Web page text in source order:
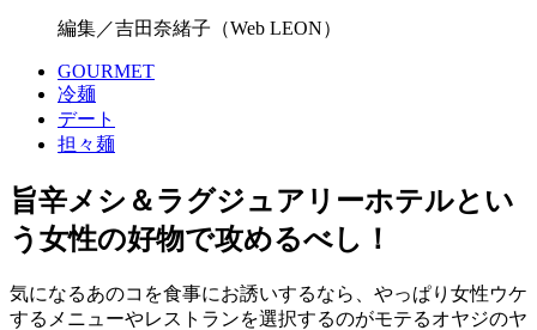
編集／吉田奈緒子（Web LEON）
GOURMET
冷麺
デート
担々麺
旨辛メシ＆ラグジュアリーホテルとい
う女性の好物で攻めるべし！
気になるあのコを食事にお誘いするなら、やっぱり女性ウケ
するメニューやレストランを選択するのがモテるオヤジのヤ